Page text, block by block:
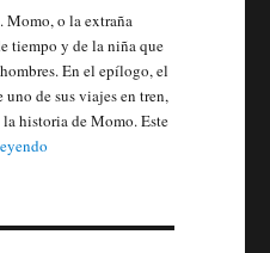
Momo, o la extraña
tiempo y de la niña que
En el epílogo, el
de sus viajes en tren,
historia de Momo. Este